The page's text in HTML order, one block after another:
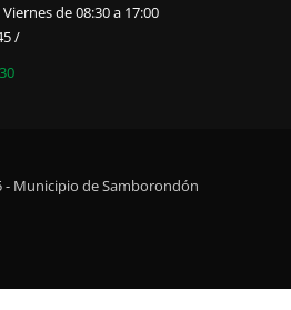
de 08:30 a 17:00
/
Municipio de Samborondón